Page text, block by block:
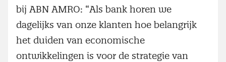
bij ABN AMRO: “Als bank horen we
dagelijks van onze klanten hoe belangrijk
het duiden van economische
ontwikkelingen is voor de strategie van